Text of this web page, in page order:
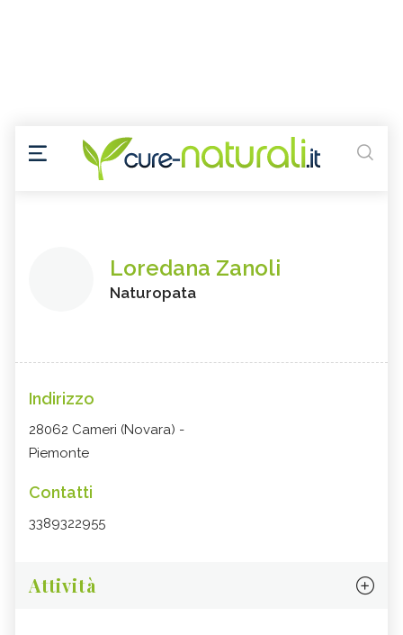
Loredana Zanoli
Naturopata
Indirizzo
28062 Cameri (Novara) -
Piemonte
Contatti
3389322955
Attività